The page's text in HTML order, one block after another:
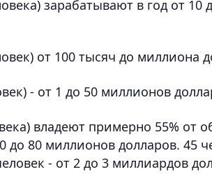
зарабатывают в год от 10
от 100 тысяч до миллиона
- от 1 до 50 миллионов
владеют примерно 55% от
до 80 миллионов долларов. 45
- от 2 до 3 миллиардов